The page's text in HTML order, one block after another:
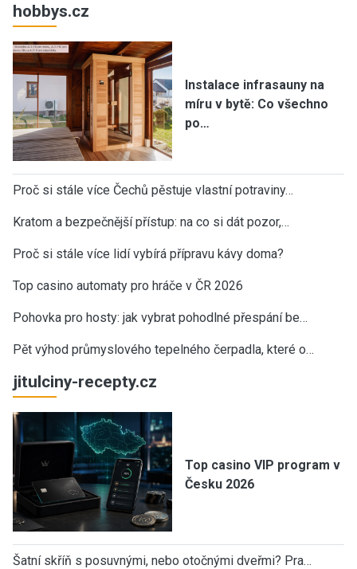
hobbys.cz
Instalace infrasauny na
míru v bytě: Co všechno
po…
Proč si stále více Čechů pěstuje vlastní potraviny…
Kratom a bezpečnější přístup: na co si dát pozor,…
Proč si stále více lidí vybírá přípravu kávy doma?
Top casino automaty pro hráče v ČR 2026
Pohovka pro hosty: jak vybrat pohodlné přespání be…
Pět výhod průmyslového tepelného čerpadla, které o…
jitulciny-recepty.cz
Top casino VIP program v
Česku 2026
Šatní skříň s posuvnými, nebo otočnými dveřmi? Pra…